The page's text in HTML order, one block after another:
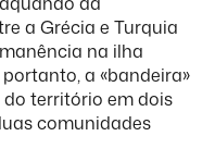
a Grécia e Turquia
na ilha
a «bandeira»
território em dois
comunidades